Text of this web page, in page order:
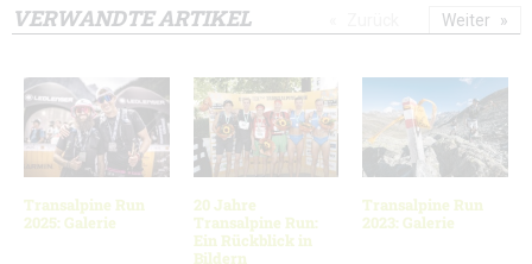
VERWANDTE ARTIKEL
Transalpine Run
2025: Galerie
20 Jahre
Transalpine Run:
Ein Rückblick in
Bildern
Transalpine Run
2023: Galerie
Weiter